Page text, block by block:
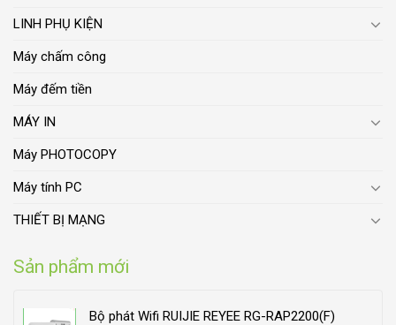
LINH PHỤ KIỆN
Máy chấm công
Máy đếm tiền
MÁY IN
Máy PHOTOCOPY
Máy tính PC
THIẾT BỊ MẠNG
Sản phẩm mới
Bộ phát Wifi RUIJIE REYEE RG-RAP2200(F)